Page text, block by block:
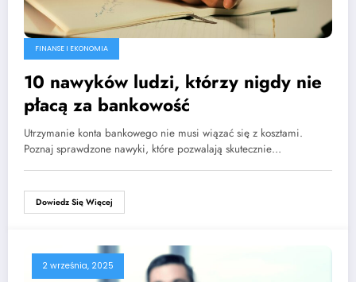
FINANSE I EKONOMIA
10 nawyków ludzi, którzy nigdy nie
płacą za bankowość
Utrzymanie konta bankowego nie musi wiązać się z kosztami.
Poznaj sprawdzone nawyki, które pozwalają skutecznie…
Dowiedz Się Więcej
2 września, 2025